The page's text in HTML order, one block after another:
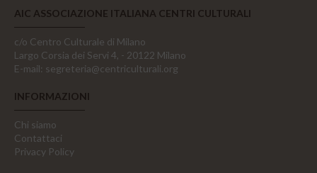
AIC ASSOCIAZIONE ITALIANA CENTRI CULTURALI
c/o Centro Culturale di Milano
Largo Corsia dei Servi 4, - 20122 Milano
E-mail: segreteria@centriculturali.org
INFORMAZIONI
Chi siamo
Contattaci
Privacy Policy